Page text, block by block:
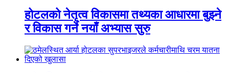
होटलको नेतृत्व विकासमा तथ्यका आधारमा बुझ्ने
र विकास गर्ने नयाँ अभ्यास सुरु